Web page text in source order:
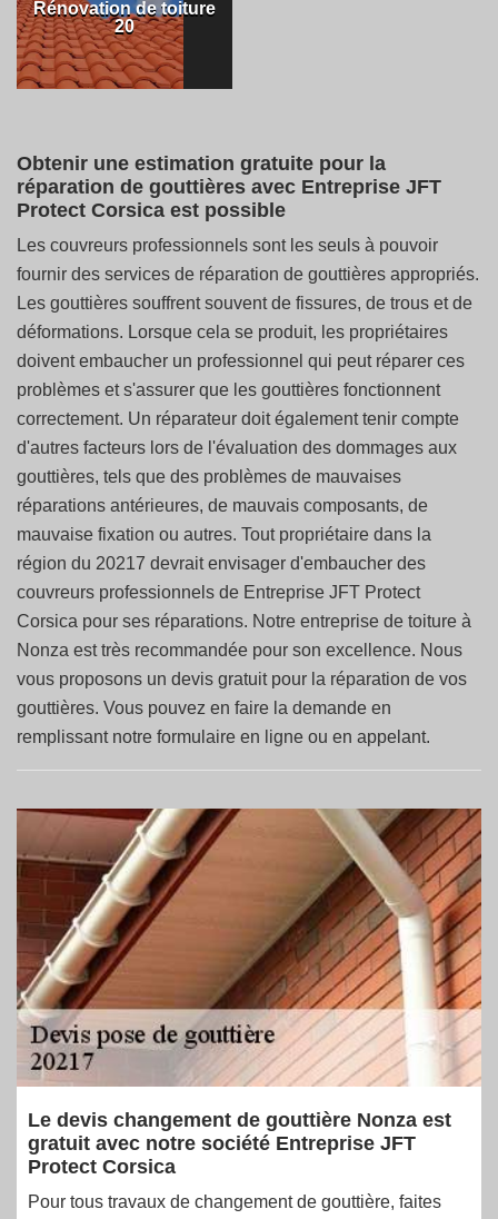
Rénovation de toiture
20
Obtenir une estimation gratuite pour la
réparation de gouttières avec Entreprise JFT
Protect Corsica est possible
Les couvreurs professionnels sont les seuls à pouvoir
fournir des services de réparation de gouttières appropriés.
Les gouttières souffrent souvent de fissures, de trous et de
déformations. Lorsque cela se produit, les propriétaires
doivent embaucher un professionnel qui peut réparer ces
problèmes et s'assurer que les gouttières fonctionnent
correctement. Un réparateur doit également tenir compte
d'autres facteurs lors de l'évaluation des dommages aux
gouttières, tels que des problèmes de mauvaises
réparations antérieures, de mauvais composants, de
mauvaise fixation ou autres. Tout propriétaire dans la
région du 20217 devrait envisager d'embaucher des
couvreurs professionnels de Entreprise JFT Protect
Corsica pour ses réparations. Notre entreprise de toiture à
Nonza est très recommandée pour son excellence. Nous
vous proposons un devis gratuit pour la réparation de vos
gouttières. Vous pouvez en faire la demande en
remplissant notre formulaire en ligne ou en appelant.
Le devis changement de gouttière Nonza est
gratuit avec notre société Entreprise JFT
Protect Corsica
Pour tous travaux de changement de gouttière, faites